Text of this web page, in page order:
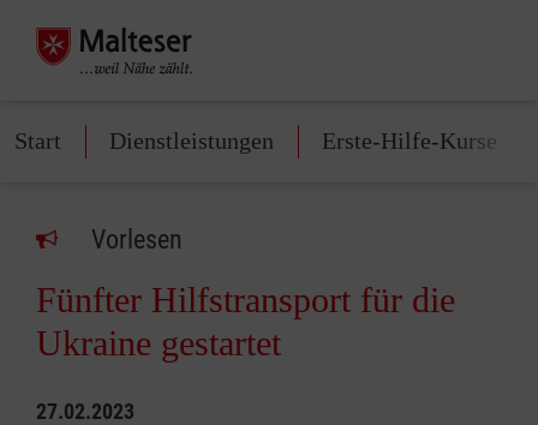
Start Dienstleistungen Erste-Hilfe-Kurse
Vorlesen
Fünfter Hilfstransport für die
Ukraine gestartet
27.02.2023